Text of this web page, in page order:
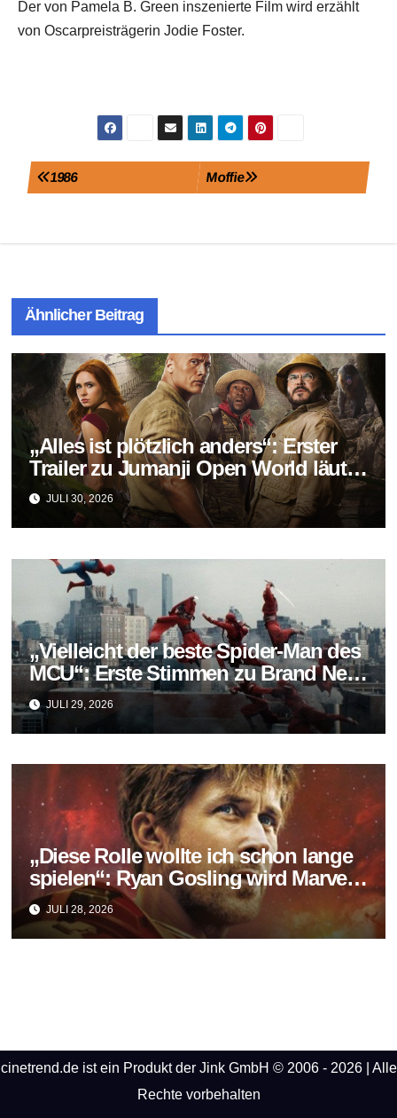
Der von Pamela B. Green inszenierte Film wird erzählt
von Oscarpreisträgerin Jodie Foster.
Beitragsnavigation
Moffie
1986
Ähnlicher Beitrag
„Alles ist plötzlich anders“: Erster
Trailer zu Jumanji Open World läutet
das Finale der Reihe ein
JULI 30, 2026
„Vielleicht der beste Spider-Man des
MCU“: Erste Stimmen zu Brand New
Day fallen überraschend positiv aus
JULI 29, 2026
„Diese Rolle wollte ich schon lange
spielen“: Ryan Gosling wird Marvels
neuer Ghost Rider
JULI 28, 2026
cinetrend.de ist ein Produkt der Jink GmbH © 2006 - 2026 | Alle
Rechte vorbehalten